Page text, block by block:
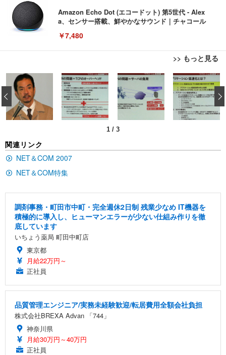
Amazon Echo Dot (エコードット) 第5世代 - Alex
a、センサー搭載、鮮やかなサウンド｜チャコール
￥7,480
>> もっと見る
[EdoErgo] オフィスチェア 椅子 テレワーク 疲れな
い 跳ね上げ式アームレスト コンパクト 約105度ロッ
キング pc 事務椅子 360度回転 座面昇降 強化ナイロ
ン樹脂ベース 通気性メッシュ 在宅ワーク H-WY01
(黒網+黒枠+黒足)
￥5,699
ュチェア 人間工学 疲れない ブラック
Sezlife オフィスチェア デスクチェア 疲れない テレ
ワーク チェア 強化バックレスト 30度ロッキング機
能 人間工学 椅子 腰サポート 90度跳ね上げ式アーム
レスト 3Dヘッドレスト ハンガー付き 高反発クッシ
ョン PCチェア 通気性メッシュ ゲーミング/勉強/事
務用 おしゃれ パソコンチェア (ブラック)
ワーク チェア 強化バックレスト 30度ロッキング機
レスト 3Dヘッドレスト ハンガー付き 高反発クッシ
ョン PCチェア 通気性メッシュ ゲーミング/勉強/事
務用 おしゃれ パソコンチェア (ホワイト)
￥7,680
ANDWINT オフィスチェア デスクチェア 肘なし メ
ト 幅52×奥行58.5×高さ84～96cm テレワーク 在宅
EIZO ビジネス向けプレミアムモニター | FlexScan
EV3240X-WT | 31.5型4K UHD・USB Type-C・ホワ
イト
￥105,595
イト
￥109,572
【純正品】27"ゲーミングモニター DualSense 充電
フック付き（CFI-ZDM1J）
ー フルHD（1920×1080）VA 非光沢 HDMI/DisplayP
応 ComfortView ビジネス向け
￥15,800
【MiniLED/24.5inch/280Hz/FHD】GRAPHT THE S
像低減 (3年保証 | 輝点保証 | 日本メーカー)
Amazonベーシック ペットシーツ 薄型 レギュラー 1
回使い捨て 無香料 ホワイト 300枚
￥3,373
x2袋(84枚) ホワイト(吸収面:ライトブルー)
ネオ・ルーライフ ネオ・オムツ L 中型犬用 26枚入
り 単品
限定】 Smart Basic アイリスオーヤマ ペットシーツ
￥3,670
アイリスオーヤマ ペットシーツ 超厚型 お徳用 レギ
￥3,731
1 / 3
‹
関連リンク
NET＆COM 2007
NET＆COM特集
調剤事務・町田市中町・完全週休2日制 残業少なめ IT機器を
積極的に導入し、ヒューマンエラーが少ない仕組み作りを徹
底しています
いちょう薬局 町田中町店
東京都
月給22万円～
正社員
品質管理エンジニア/実務未経験歓迎/転居費用全額会社負担
株式会社BREXA Advan 「744」
神奈川県
月給30万円～40万円
正社員